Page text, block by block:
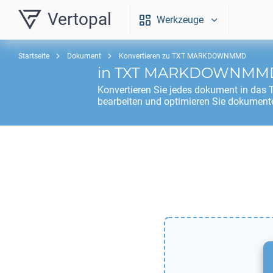
Vertopal Werkzeuge
Startseite Dokument Konvertieren zu TXT MARKDOWNMMD
in TXT
Konvertieren Sie jedes dokument in das
bearbeiten und optimieren Sie